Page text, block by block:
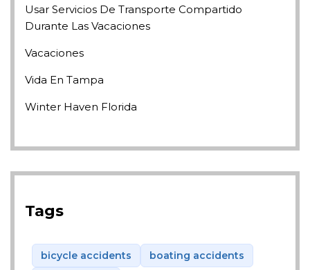
Usar Servicios De Transporte Compartido
Durante Las Vacaciones
Vacaciones
Vida En Tampa
Winter Haven Florida
Tags
bicycle accidents
boating accidents